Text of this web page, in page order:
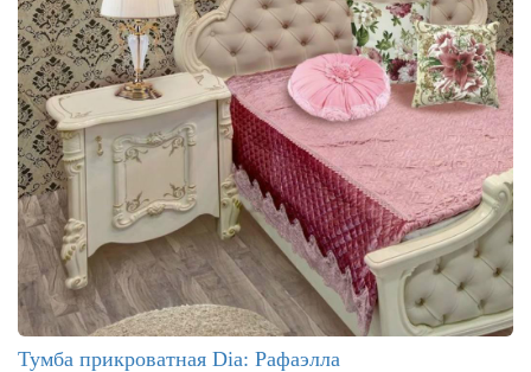
Тумба прикроватная Dia: Рафаэлла